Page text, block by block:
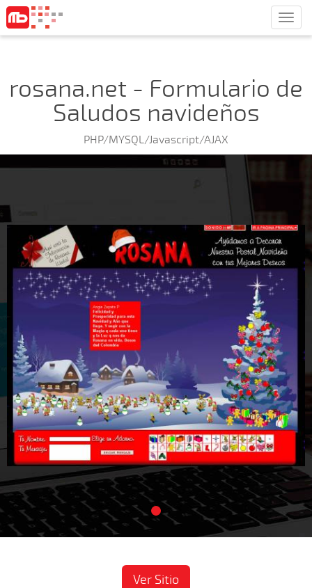
rosana.net - Formulario de
Saludos navideños
PHP/MYSQL/Javascript/AJAX
Ver Sitio